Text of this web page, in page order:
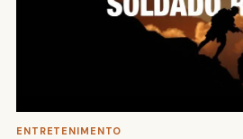
ENTRETENIMENTO